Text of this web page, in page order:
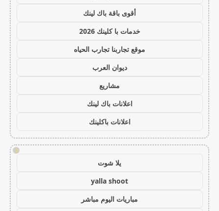
أقوى باقة باك لينك
خدمات با كلينك 2026
موقع تجاربنا تجارب الحياه
ديوان العرب
مشاريع
اعلانات باك لينك
اعلانات باكلينك
!
يلا شوت
yalla shoot
مباريات اليوم مباشر